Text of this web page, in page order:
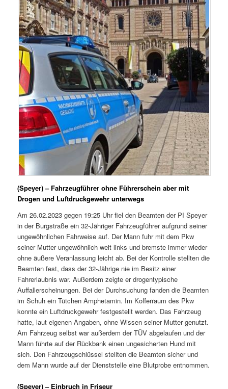
(Speyer) – Fahrzeugführer ohne Führerschein aber mit
Drogen und Luftdruckgewehr unterwegs
Am 26.02.2023 gegen 19:25 Uhr fiel den Beamten der PI Speyer
in der Burgstraße ein 32-Jähriger Fahrzeugführer aufgrund seiner
ungewöhnlichen Fahrweise auf. Der Mann fuhr mit dem Pkw
seiner Mutter ungewöhnlich weit links und bremste immer wieder
ohne äußere Veranlassung leicht ab. Bei der Kontrolle stellten die
Beamten fest, dass der 32-Jährige nie im Besitz einer
Fahrerlaubnis war. Außerdem zeigte er drogentypische
Auffallerscheinungen. Bei der Durchsuchung fanden die Beamten
im Schuh ein Tütchen Amphetamin. Im Kofferraum des Pkw
konnte ein Luftdruckgewehr festgestellt werden. Das Fahrzeug
hatte, laut eigenen Angaben, ohne Wissen seiner Mutter genutzt.
Am Fahrzeug selbst war außerdem der TÜV abgelaufen und der
Mann führte auf der Rückbank einen ungesicherten Hund mit
sich. Den Fahrzeugschlüssel stellten die Beamten sicher und
dem Mann wurde auf der Dienststelle eine Blutprobe entnommen.
(Speyer) – Einbruch in Friseur